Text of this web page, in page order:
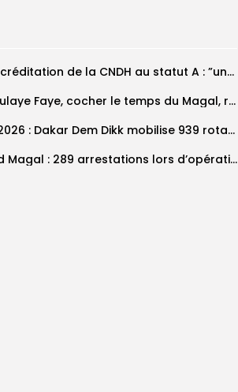
Ré accréditation de la CNDH au statut A : ”une priorité nationale”,...
Abdoulaye Faye, cocher le temps du Magal, rêve d’un lendemain meilleur
Magal 2026 : Dakar Dem Dikk mobilise 939 rotations et transporte près...
Grand Magal : 289 arrestations lors d’opérations préventives de sécurisation